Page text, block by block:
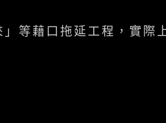
等藉口拖延工程，實際